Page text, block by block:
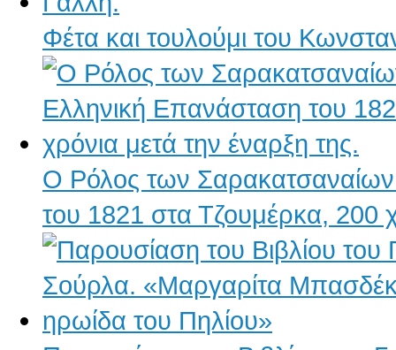
Φέτα και τουλούμι του
Ο Ρόλος των
του 1821 στα Τζουμέρκα, 200